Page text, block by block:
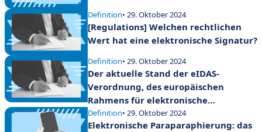
Definition• 29. Oktober 2024
[Regulations] Welchen rechtlichen
Wert hat eine elektronische Signatur?
Definition• 29. Oktober 2024
Der aktuelle Stand der eIDAS-
Verordnung, des europäischen
Rahmens für elektronische
Signaturen
Definition• 29. Oktober 2024
Elektronische Paraparaphierung: das